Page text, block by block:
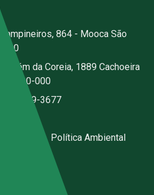
Campineiros, 864 - Mooca São
020
da Coreia, 1889 Cachoeira
07500-000
97059-3677
Política Ambiental